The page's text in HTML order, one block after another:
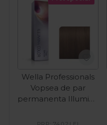
Wella Professionals
Vopsea de par
permanenta Illumina
inchis maro violet